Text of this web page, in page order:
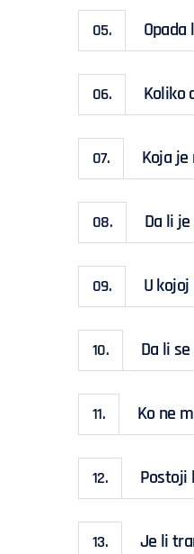
05.
06. Koliko
07. Koja je
08. Da li
09. U
10. Da li
11. Ko ne
12. Postoji
13. Je li